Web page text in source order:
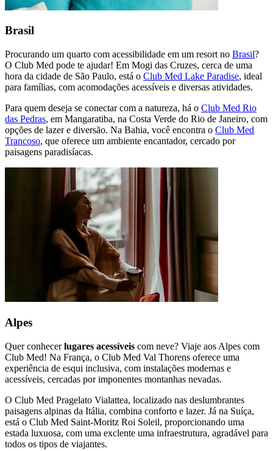
Brasil
Procurando um quarto com acessibilidade em um resort no Brasil?
O Club Med pode te ajudar! Em Mogi das Cruzes, cerca de uma
hora da cidade de São Paulo, está o Club Med Lake Paradise, ideal
para famílias, com acomodações acessíveis e diversas atividades.
Para quem deseja se conectar com a natureza, há o Club Med Rio
das Pedras, em Mangaratiba, na Costa Verde do Rio de Janeiro, com
opções de lazer e diversão. Na Bahia, você encontra o Club Med
Trancoso, que oferece um ambiente encantador, cercado por
paisagens paradisíacas.
Alpes
Quer conhecerlugares acessíveis com neve? Viaje aos Alpes com
Club Med! Na França, o Club Med Val Thorens oferece uma
experiência de esqui inclusiva, com instalações modernas e
acessíveis, cercadas por imponentes montanhas nevadas.
O Club Med Pragelato Vialattea, localizado nas deslumbrantes
paisagens alpinas da Itália, combina conforto e lazer. Já na Suíça,
está o Club Med Saint-Moritz Roi Soleil, proporcionando uma
estada luxuosa, com uma exclente uma infraestrutura, agradável para
todos os tipos de viajantes.